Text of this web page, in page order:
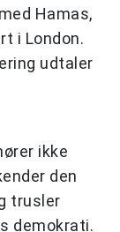
Hamas,
i London.
udtaler
ikke
den
trusler
demokrati.